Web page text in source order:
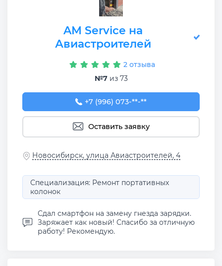
AM Service на
Авиастроителей
2 отзыва
№7из 73
+7 (996) 073-00-25
+7 (996) 073-**-**
Оставить заявку
Новосибирск, улица Авиастроителей, 4
Специализация: Ремонт портативных
колонок
Сдал смартфон на замену гнезда зарядки.
Заряжает как новый! Спасибо за отличную
работу! Рекомендую.